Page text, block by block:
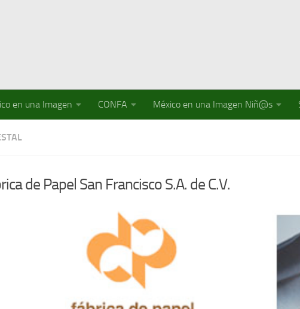
en una Imagen CONFA México en una Imagen Niñ@s
de Papel San Francisco S.A. de C.V.